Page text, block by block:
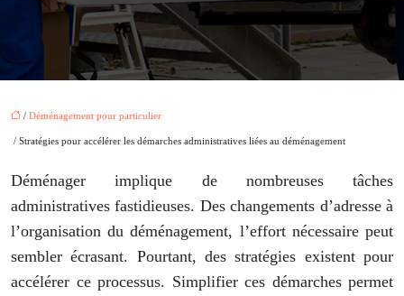
/ Déménagement pour particulier
/ Stratégies pour accélérer les démarches administratives liées au déménagement
Déménager implique de nombreuses tâches
administratives fastidieuses. Des changements d’adresse à
l’organisation du déménagement, l’effort nécessaire peut
sembler écrasant. Pourtant, des stratégies existent pour
accélérer ce processus. Simplifier ces démarches permet